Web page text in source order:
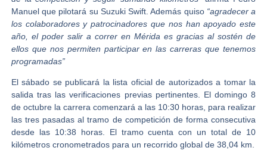
Manuel que pilotará su Suzuki Swift. Además quiso “agradecer a
los colaboradores y patrocinadores que nos han apoyado este
año, el poder salir a correr en Mérida es gracias al sostén de
ellos que nos permiten participar en las carreras que tenemos
programadas”
El sábado se publicará la lista oficial de autorizados a tomar la
salida tras las verificaciones previas pertinentes. El domingo 8
de octubre la carrera comenzará a las 10:30 horas, para realizar
las tres pasadas al tramo de competición de forma consecutiva
desde las 10:38 horas. El tramo cuenta con un total de 10
kilómetros cronometrados para un recorrido global de 38,04 km.